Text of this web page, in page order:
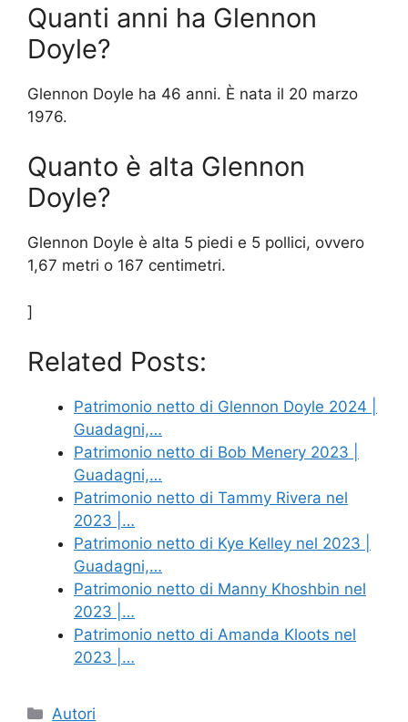
Quanti anni ha Glennon
Doyle?
Glennon Doyle ha 46 anni. È nata il 20 marzo
1976.
Quanto è alta Glennon
Doyle?
Glennon Doyle è alta 5 piedi e 5 pollici, ovvero
1,67 metri o 167 centimetri.
]
Related Posts:
Patrimonio netto di Glennon Doyle 2024 |
Guadagni,…
Patrimonio netto di Bob Menery 2023 |
Guadagni,…
Patrimonio netto di Tammy Rivera nel
2023 |…
Patrimonio netto di Kye Kelley nel 2023 |
Guadagni,…
Patrimonio netto di Manny Khoshbin nel
2023 |…
Patrimonio netto di Amanda Kloots nel
2023 |…
Categories
Autori